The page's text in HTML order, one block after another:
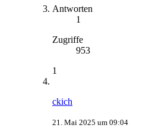
Antworten
1
Zugriffe
953
1
ckich
21. Mai 2025 um 09:04